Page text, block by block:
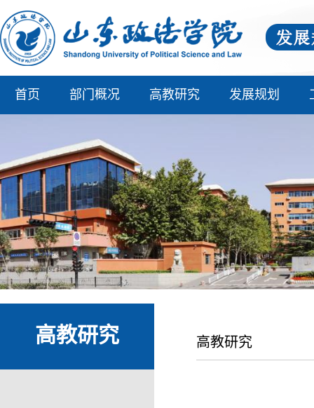
首页 部门概况 高教研究 发展规划
高教研究 高教研究